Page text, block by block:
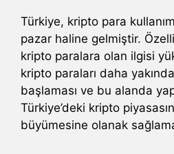
Türkiye, kripto para
pazar haline gelmiştir.
kripto paralara olan ilgisi
kripto paraları daha
başlaması ve bu alanda
Türkiye’deki kripto
büyümesine olanak